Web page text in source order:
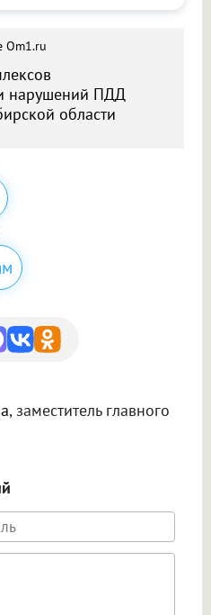
Om1.ru
нарушений ПДД
области
, заместитель главного